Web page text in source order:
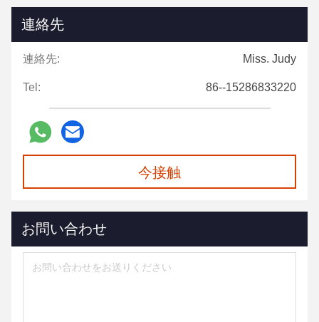
連絡先
連絡先: Miss. Judy
Tel: 86--15286833220
今接触
お問い合わせ